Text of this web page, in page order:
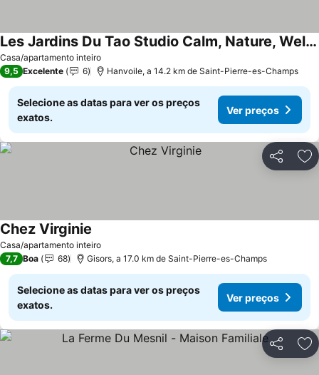
Casa/apartamento inteiro
Les Jardins Du Tao Studio Calm, Nature, Well-being, Countryside
9,5 Excelente 6 Hanvoile, a 14.2 km de Saint-Pierre-es-Champs
Selecione as datas para ver os preços
exatos.
Ver preços
Partilhar
Casa/apartamento inteiro
Chez Virginie
7,7 Boa 68 Gisors, a 17.0 km de Saint-Pierre-es-Champs
Selecione as datas para ver os preços
exatos.
Ver preços
Partilhar